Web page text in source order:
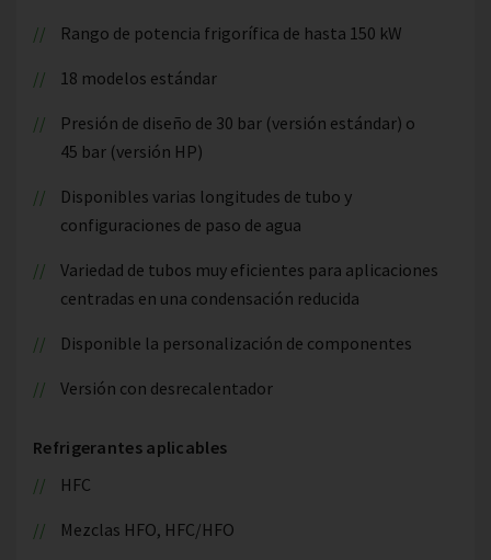
Rango de potencia frigorífica de hasta 150 kW
18 modelos estándar
Presión de diseño de 30 bar (versión estándar) o
45 bar (versión HP)
Disponibles varias longitudes de tubo y
configuraciones de paso de agua
Variedad de tubos muy eficientes para aplicaciones
centradas en una condensación reducida
Disponible la personalización de componentes
Versión con desrecalentador
Refrigerantes aplicables
HFC
Mezclas HFO, HFC/HFO